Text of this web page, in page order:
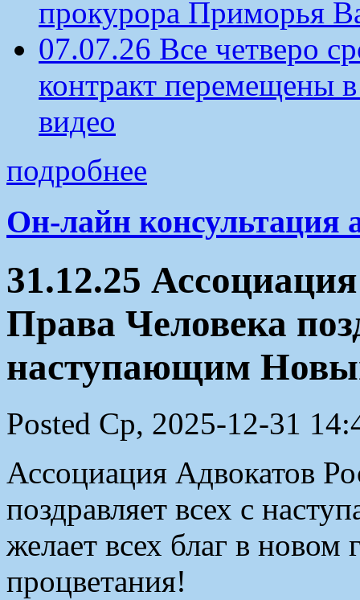
прокурора Приморья
07.07.26 Все четверо
контракт перемещены
видео
подробнее
Он-лайн консультация
31.12.25
Права Человека
наступающим
Posted Ср, 2025-12-31
Ассоциация Адвокатов
поздравляет всех с
желает всех благ в новом
процветания!